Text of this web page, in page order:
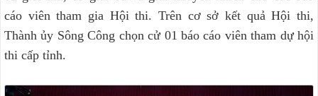
cáo viên tham gia Hội thi. Trên cơ sở kết quả Hội thi,
Thành ủy Sông Công chọn cử 01 báo cáo viên tham dự hội
thi cấp tỉnh.